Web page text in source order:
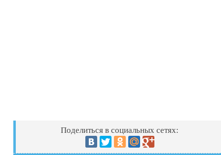
Поделиться в социальных сетях: